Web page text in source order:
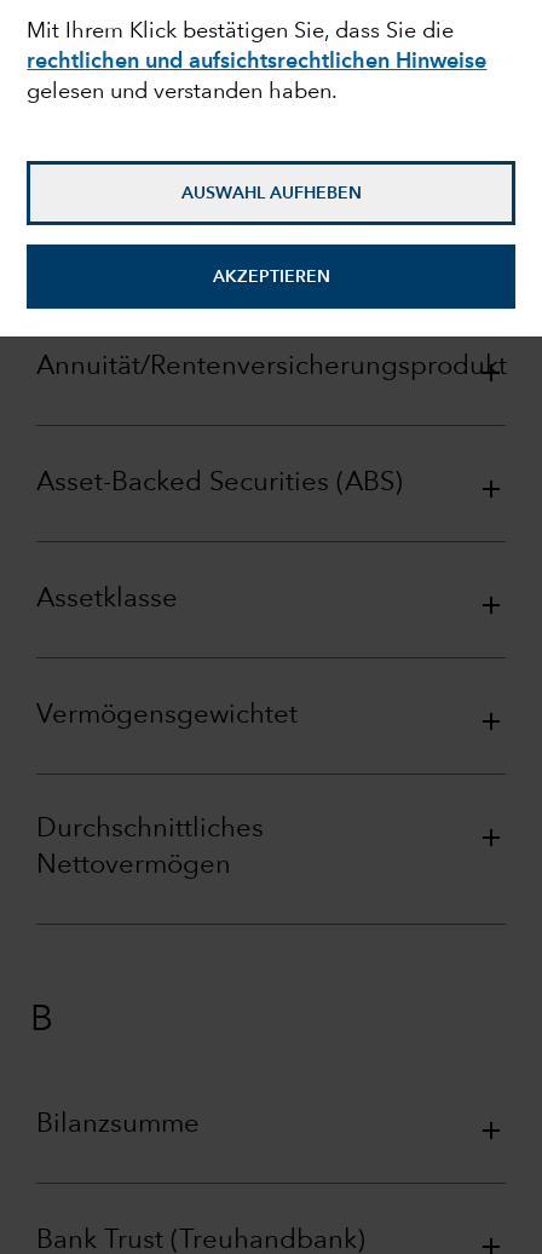
Mit Ihrem Klick bestätigen Sie, dass Sie die
rechtlichen und aufsichtsrechtlichen Hinweise
gelesen und verstanden haben.
AUSWAHL AUFHEBEN
AKZEPTIEREN
Agency Mortgage-Backed
Alpha
Annuität/Rentenversicherungsprodukt
Asset-Backed Securities (ABS)
Assetklasse
Vermögensgewichtet
Durchschnittliches
Nettovermögen
B
Bilanzsumme
Bank Trust (Treuhandbank)